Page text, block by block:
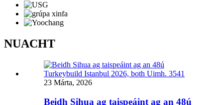
NUACHT
23 Márta, 2026
Beidh Sihua ag taispeáint ag an 48ú